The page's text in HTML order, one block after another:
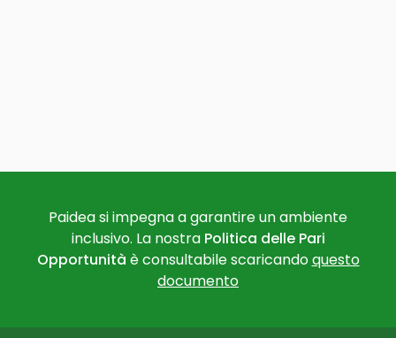
Paidea si impegna a garantire un ambiente
inclusivo. La nostra Politica delle Pari
Opportunità è consultabile scaricandoquesto
documento